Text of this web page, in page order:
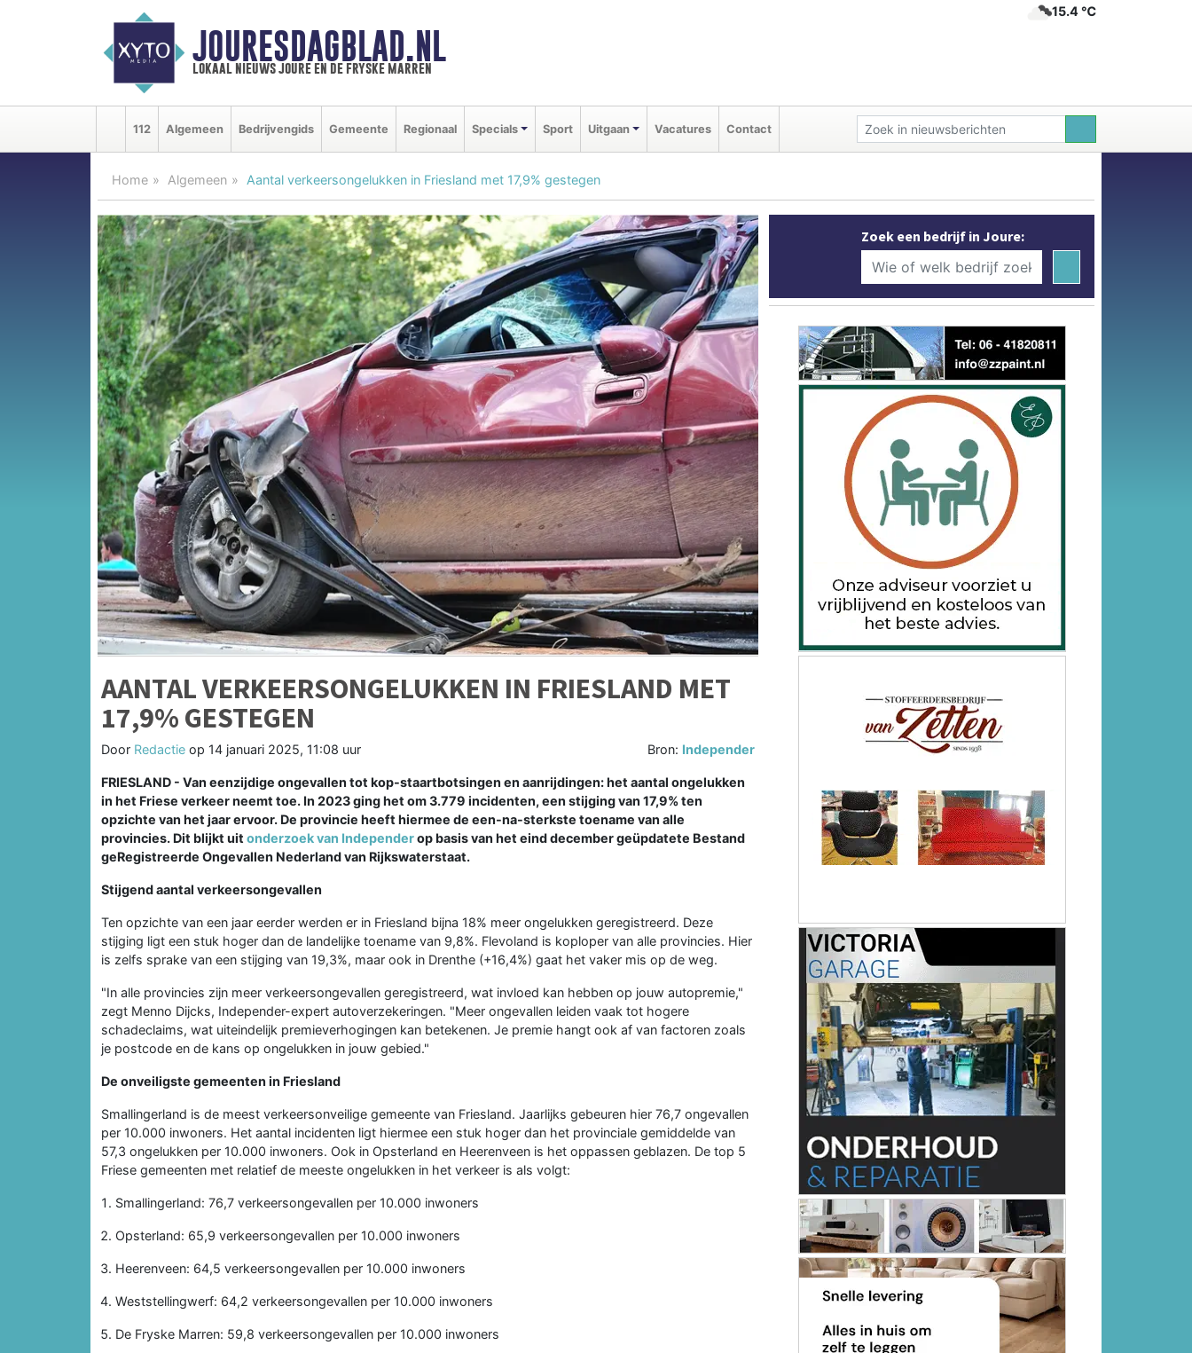
JOURESDAGBLAD.NL
lokaal nieuws joure en de fryske marren
15.4 ℃
112 Algemeen Bedrijvengids Gemeente Regionaal Specials Sport Uitgaan Vacatures Contact
Home Algemeen Aantal verkeersongelukken in Friesland met 17,9% gestegen
AANTAL VERKEERSONGELUKKEN IN FRIESLAND MET
17,9% GESTEGEN
Door Redactie op 14 januari 2025, 11:08 uur Bron: Independer
FRIESLAND - Van eenzijdige ongevallen tot kop-staartbotsingen en aanrijdingen: het aantal ongelukken
in het Friese verkeer neemt toe. In 2023 ging het om 3.779 incidenten, een stijging van 17,9% ten
opzichte van het jaar ervoor. De provincie heeft hiermee de een-na-sterkste toename van alle
provincies. Dit blijkt uit onderzoek van Independerop basis van het eind december geüpdatete Bestand
geRegistreerde Ongevallen Nederland van Rijkswaterstaat.
Stijgend aantal verkeersongevallen
Ten opzichte van een jaar eerder werden er in Friesland bijna 18% meer ongelukken geregistreerd. Deze
stijging ligt een stuk hoger dan de landelijke toename van 9,8%. Flevoland is koploper van alle provincies. Hier
is zelfs sprake van een stijging van 19,3%, maar ook in Drenthe (+16,4%) gaat het vaker mis op de weg.
"In alle provincies zijn meer verkeersongevallen geregistreerd, wat invloed kan hebben op jouw autopremie,"
zegt Menno Dijcks, Independer-expert autoverzekeringen. "Meer ongevallen leiden vaak tot hogere
schadeclaims, wat uiteindelijk premieverhogingen kan betekenen. Je premie hangt ook af van factoren zoals
je postcode en de kans op ongelukken in jouw gebied."
De onveiligste gemeenten in Friesland
Smallingerland is de meest verkeersonveilige gemeente van Friesland. Jaarlijks gebeuren hier 76,7 ongevallen
per 10.000 inwoners. Het aantal incidenten ligt hiermee een stuk hoger dan het provinciale gemiddelde van
57,3 ongelukken per 10.000 inwoners. Ook in Opsterland en Heerenveen is het oppassen geblazen. De top 5
Friese gemeenten met relatief de meeste ongelukken in het verkeer is als volgt:
Smallingerland: 76,7 verkeersongevallen per 10.000 inwoners
Opsterland: 65,9 verkeersongevallen per 10.000 inwoners
Heerenveen: 64,5 verkeersongevallen per 10.000 inwoners
Weststellingwerf: 64,2 verkeersongevallen per 10.000 inwoners
De Fryske Marren: 59,8 verkeersongevallen per 10.000 inwoners
Zoek een bedrijf in Joure: